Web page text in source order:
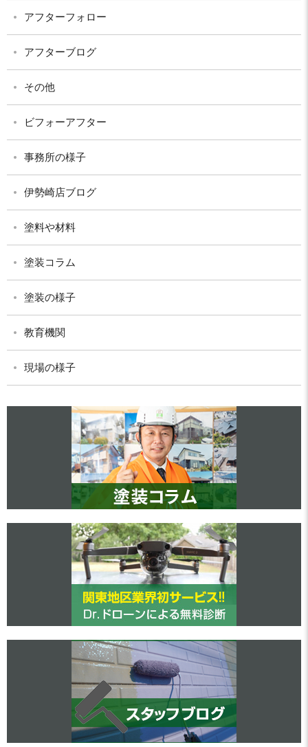
アフターフォロー
アフターブログ
その他
ビフォーアフター
事務所の様子
伊勢崎店ブログ
塗料や材料
塗装コラム
塗装の様子
教育機関
現場の様子